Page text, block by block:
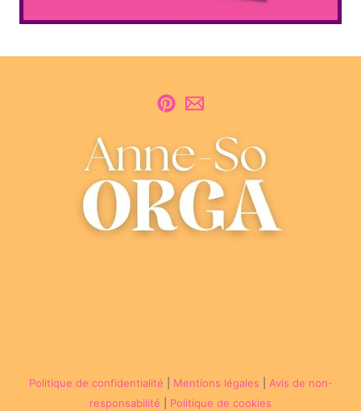
Politique de confidentialité Mentions légales
Avis de non-
responsabilité
Politique de cookies